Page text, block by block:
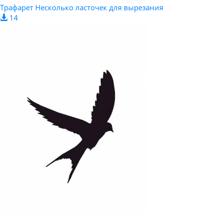
Трафарет Несколько ласточек для вырезания
14